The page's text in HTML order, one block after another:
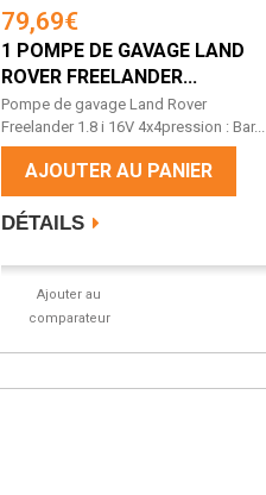
79,69€
1 POMPE DE GAVAGE LAND
ROVER FREELANDER...
Pompe de gavage Land Rover
Freelander 1.8 i 16V 4x4pression : Bar...
AJOUTER AU PANIER
DÉTAILS
Ajouter au
comparateur